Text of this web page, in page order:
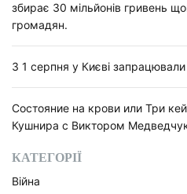
збирає 30 мільйонів гривень
громадян.
З 1 серпня у Києві
Состояние на крови или Три
Кушнира с Виктором
КАТЕГОРІЇ
Війна